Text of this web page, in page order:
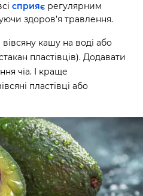
сприяє регулярним
здоров’я травлення.
кашу на воді або
пластівців). Додавати
чіа. І краще
пластівці або